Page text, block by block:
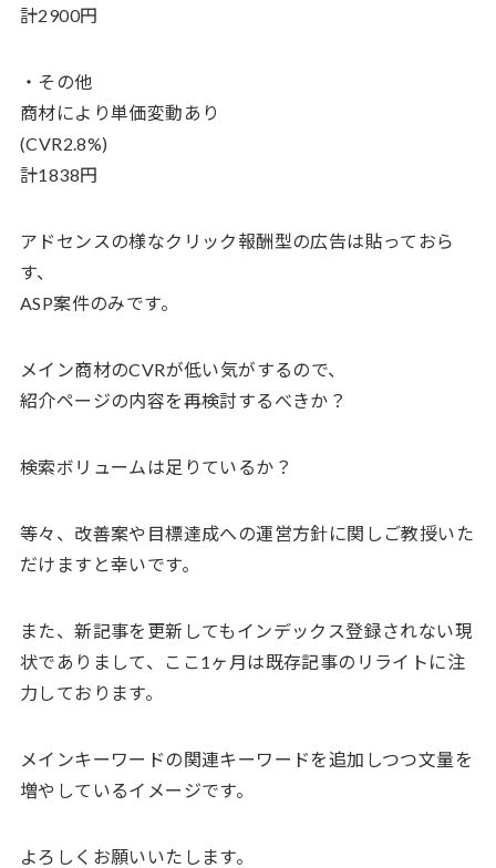
計2900円
・その他
商材により単価変動あり
(CVR2.8%)
計1838円
アドセンスの様なクリック報酬型の広告は貼っておら
す、
ASP案件のみです。
メイン商材のCVRが低い気がするので、
紹介ページの内容を再検討するべきか？
検索ボリュームは足りているか？
等々、改善案や目標達成への運営方針に関しご教授いた
だけますと幸いです。
また、新記事を更新してもインデックス登録されない現
状でありまして、ここ1ヶ月は既存記事のリライトに注
力しております。
メインキーワードの関連キーワードを追加しつつ文量を
増やしているイメージです。
よろしくお願いいたします。